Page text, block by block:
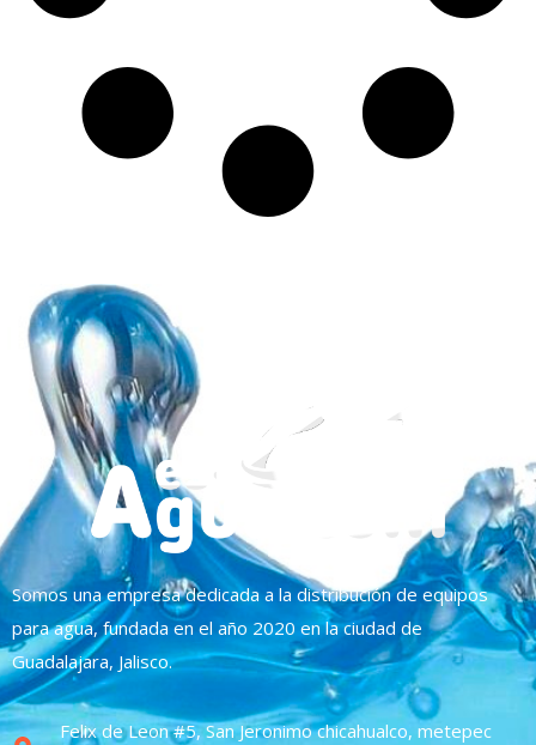
Somos una empresa dedicada a la distribución de equipos
para agua, fundada en el año 2020 en la ciudad de
Guadalajara, Jalisco.
Felix de Leon #5, San Jeronimo chicahualco, metepec